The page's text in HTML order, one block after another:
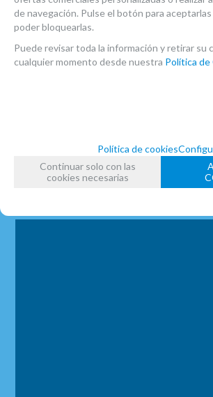
Llaves ergonómicas
Zapatillas Valentino
al agua.
GARANTÍA DE 2 AÑOS
En Atelier de Celia ofrecemos
de navegación. Pulse el botón para aceptarlas
poder bloquearlas.
Puede revisar toda la información y retirar su
cualquier momento desde nuestra Política de
Política de cookies
Continuar solo con las
cookies necesarias